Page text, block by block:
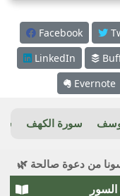
Facebook
LinkedIn
Evernote
سورة الكهف
من دعوة صالحة 🌿